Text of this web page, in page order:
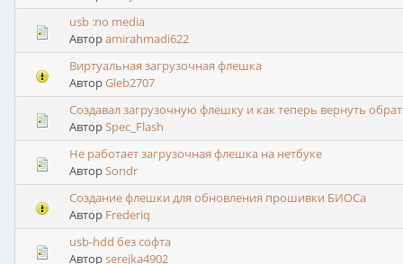
usb :no media
Авторamirahmadi622
Виртуальная загрузочная флешка
АвторGleb2707
Создавал загрузочную флешку и как теперь вернуть
АвторSpec_Flash
Не работает загрузочная флешка на нетбуке
АвторSondr
Создание флешки для обновления прошивки БИОСа
Автор Frederiq
usb-hdd без софта
Авторserejka4902